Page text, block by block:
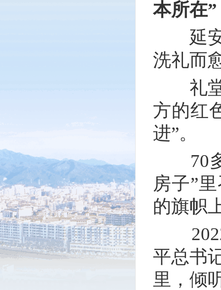
本所在”
延安
洗礼而
礼堂
方的红
进”。
70多
房子”
的旗帜
2022
平总书
里，倾